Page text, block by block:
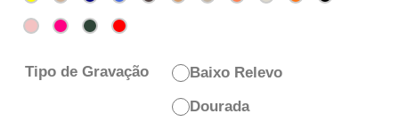
Tipo de Gravação
Baixo Relevo
Dourada